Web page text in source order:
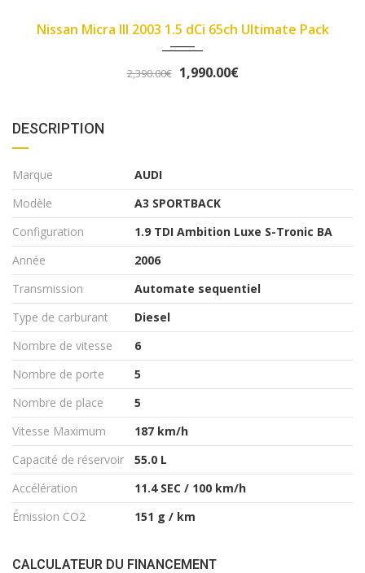
Pack Fiat Panda II 2007 1.1 8v 54ch
3,490.00€
DESCRIPTION
Marque
AUDI
Modèle
A3 SPORTBACK
Configuration
1.9 TDI Ambition Luxe S-Tronic BA
Année
2006
Transmission
Automate sequentiel
Type de carburant
Diesel
Nombre de vitesse
6
Nombre de porte
5
Nombre de place
5
Vitesse Maximum
187 km/h
Capacité de réservoir
55.0 L
Accélération
11.4 SEC / 100 km/h
Émission CO2
151 g / km
CALCULATEUR DU FINANCEMENT